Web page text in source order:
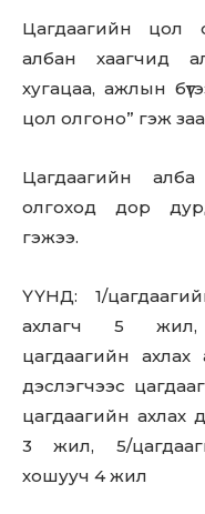
Цагдаагийн цол
албан хаагчид
хугацаа, ажлын
цол олгоно” гэж
Цагдаагийн
олгоход дор
гэжээ.
ҮҮНД: 1/
ахлагч 5 жил,
цагдаагийн
дэслэгчээс
цагдаагийн ахлах
3 жил, 5/
хошууч 4 жил